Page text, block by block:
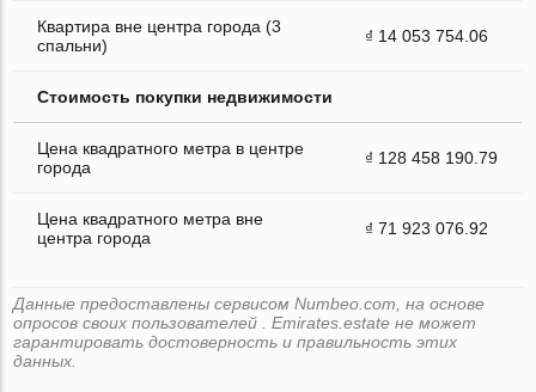
Квартира вне центра города (3
спальни)
₫ 14 053 754.06
Стоимость покупки недвижимости
Цена квадратного метра в центре
города
₫ 128 458 190.79
Цена квадратного метра вне
центра города
₫ 71 923 076.92
Данные предоставлены сервисом Numbeo.com, на основе
опросов своих пользователей . Emirates.estate не может
гарантировать достоверность и правильность этих
данных.